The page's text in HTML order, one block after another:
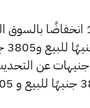
وشهد سعر عيار 12 انخفاضًا
منخفضًا بمقدار 0 جنيهات